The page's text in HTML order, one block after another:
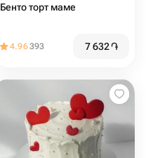
Бенто торт маме
4.96393 7 632֏